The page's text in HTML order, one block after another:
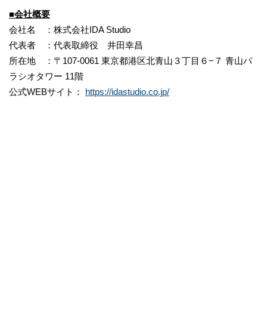
■会社概要
会社名 ：株式会社IDA Studio
代表者 ：代表取締役 井田幸昌
所在地 ：〒107-0061 東京都港区北青山３丁目６−７ 青山パ
ラシオタワー 11階
公式WEBサイト： https://idastudio.co.jp/